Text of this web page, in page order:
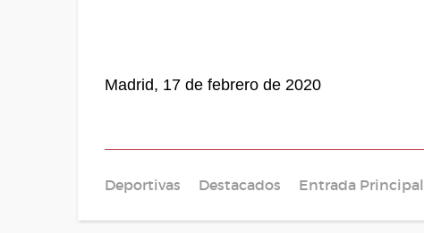
Madrid, 17 de febrero de 2020
Deportivas Destacados Entrada Principal